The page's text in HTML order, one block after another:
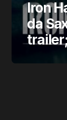
Iron
da